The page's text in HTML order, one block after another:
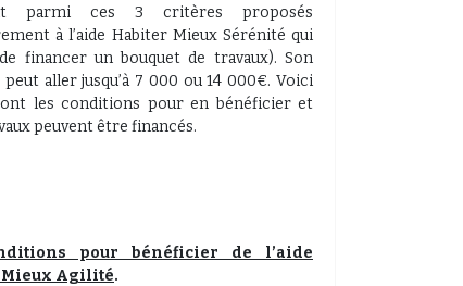
parmi ces 3 critères proposés
à l’aide Habiter Mieux Sérénité qui
financer un bouquet de travaux). Son
aller jusqu’à 7 000 ou 14 000€. Voici
les conditions pour en bénéficier et
peuvent être financés.
pour bénéficier de l’aide
Agilité.